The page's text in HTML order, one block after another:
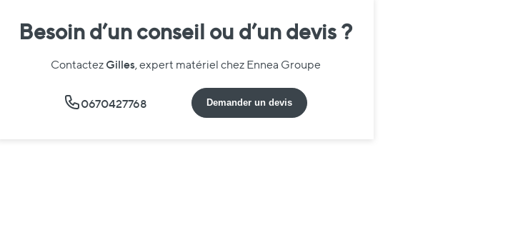
Besoin d’un conseil ou d’un devis ?
Contactez Gilles, expert matériel chez Ennea Groupe
0670427768 Demander un devis